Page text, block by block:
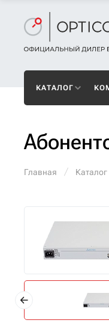
КАТАЛОГ
Главная Каталог